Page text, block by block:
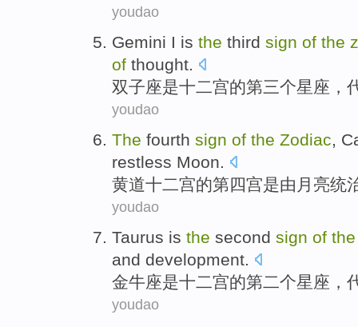
youdao
Gemini I is the third sign of the
of thought.
双子座是十二宫的第三个星座 ，
youdao
The fourth sign of the Zodiac,
restless Moon.
黄道十二宫的第四宫是由 月亮统
youdao
Taurus is the second sign of the
and development.
金牛座是十二宫的第二个星座 ，
youdao